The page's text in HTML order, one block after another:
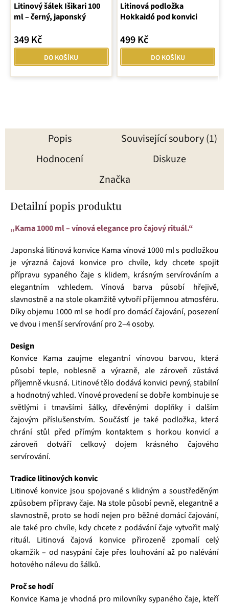
Litinový šálek Išikari 100
ml – černý, japonský
349 Kč
DO KOŠÍKU
Litinová podložka
Hokkaidó pod konvici
499 Kč
DO KOŠÍKU
Popis
Související soubory (1)
Hodnocení
Diskuze
Značka
Detailní popis produktu
„Kama 1000 ml – vínová elegance pro čajový rituál.“
Japonská litinová konvice Kama vínová 1000 ml s podložkou
je výrazná čajová konvice pro chvíle, kdy chcete spojit
přípravu sypaného čaje s klidem, krásným servírováním a
elegantním vzhledem. Vínová barva působí hřejivě,
slavnostně a na stole okamžitě vytvoří příjemnou atmosféru.
Díky objemu 1000 ml se hodí pro domácí čajování, posezení
ve dvou i menší servírování pro 2–4 osoby.
Design
Konvice Kama zaujme elegantní vínovou barvou, která
působí teple, noblesně a výrazně, ale zároveň zůstává
příjemně vkusná. Litinové tělo dodává konvici pevný, stabilní
a hodnotný vzhled. Vínové provedení se dobře kombinuje se
světlými i tmavšími šálky, dřevěnými doplňky i dalším
čajovým příslušenstvím. Součástí je také podložka, která
chrání stůl před přímým kontaktem s horkou konvicí a
zároveň dotváří celkový dojem krásného čajového
servírování.
Tradice litinových konvic
Litinové konvice jsou spojované s klidným a soustředěným
způsobem přípravy čaje. Na stole působí pevně, elegantně a
slavnostně, proto se hodí nejen pro běžné domácí čajování,
ale také pro chvíle, kdy chcete z podávání čaje vytvořit malý
rituál. Litinová čajová konvice přirozeně zpomalí celý
okamžik – od nasypání čaje přes louhování až po nalévání
hotového nálevu do šálků.
Proč se hodí
Konvice Kama je vhodná pro milovníky sypaného čaje, kteří